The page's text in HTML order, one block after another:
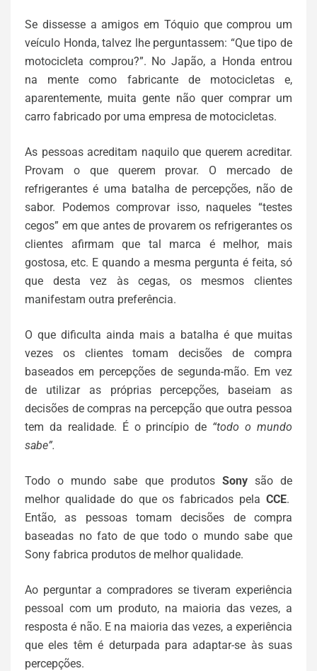
Se dissesse a amigos em Tóquio que comprou um
veículo Honda, talvez lhe perguntassem: “Que tipo de
motocicleta comprou?”. No Japão, a Honda entrou
na mente como fabricante de motocicletas e,
aparentemente, muita gente não quer comprar um
carro fabricado por uma empresa de motocicletas.
As pessoas acreditam naquilo que querem acreditar.
Provam o que querem provar. O mercado de
refrigerantes é uma batalha de percepções, não de
sabor. Podemos comprovar isso, naqueles “testes
cegos” em que antes de provarem os refrigerantes os
clientes afirmam que tal marca é melhor, mais
gostosa, etc. E quando a mesma pergunta é feita, só
que desta vez às cegas, os mesmos clientes
manifestam outra preferência.
O que dificulta ainda mais a batalha é que muitas
vezes os clientes tomam decisões de compra
baseados em percepções de segunda-mão. Em vez
de utilizar as próprias percepções, baseiam as
decisões de compras na percepção que outra pessoa
tem da realidade. É o princípio de “todo o mundo
sabe”.
Todo o mundo sabe que produtos Sonysão de
melhor qualidade do que os fabricados pela CCE.
Então, as pessoas tomam decisões de compra
baseadas no fato de que todo o mundo sabe que
Sony fabrica produtos de melhor qualidade.
Ao perguntar a compradores se tiveram experiência
pessoal com um produto, na maioria das vezes, a
resposta é não. E na maioria das vezes, a experiência
que eles têm é deturpada para adaptar-se às suas
percepções.